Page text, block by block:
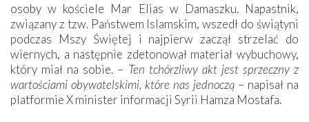
osoby w kościele Mar Elias w Damaszku. Napastnik,
związany z tzw. Państwem Islamskim, wszedł do świątyni
podczas Mszy Świętej i najpierw zaczął strzelać do
wiernych, a następnie zdetonował materiał wybuchowy,
który miał na sobie. – Ten tchórzliwy akt jest sprzeczny z
wartościami obywatelskimi, które nas jednoczą – napisał na
platformie X minister informacji Syrii Hamza Mostafa.